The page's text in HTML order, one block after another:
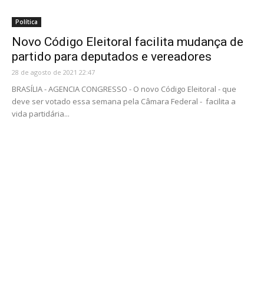
Política
Novo Código Eleitoral facilita mudança de
partido para deputados e vereadores
28 de agosto de 2021 22:47
BRASÍLIA - AGENCIA CONGRESSO - O novo Código Eleitoral - que
deve ser votado essa semana pela Câmara Federal - facilita a
vida partidária...